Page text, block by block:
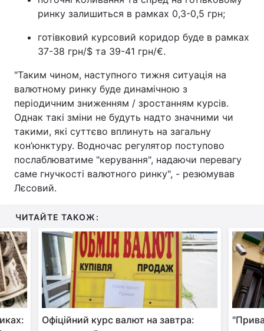
ринку залишиться в рамках 0,3-0,5 грн;
готівковий курсовий коридор буде в рамках
37-38 грн/$ та 39-41 грн/€.
"Таким чином, наступного тижня ситуація на
валютному ринку буде динамічною з
періодичним зниженням / зростанням курсів.
Однак такі зміни не будуть надто значними чи
такими, які суттєво вплинуть на загальну
кон’юнктуру. Водночас регулятор поступово
послаблюватиме "керування", надаючи перевагу
саме гнучкості валютного ринку", - резюмував
Лєсовий.
ЧИТАЙТЕ ТАКОЖ:
Офіційний курс валют на завтра: